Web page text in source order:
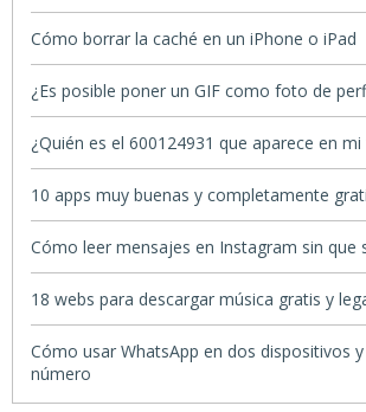
Cómo borrar la caché en un iPhone o iPad
¿Es posible poner un GIF como foto de
¿Quién es el 600124931 que aparece en
10 apps muy buenas y completamente
Cómo leer mensajes en Instagram sin que
18 webs para descargar música gratis y
Cómo usar WhatsApp en dos dispositivos
número